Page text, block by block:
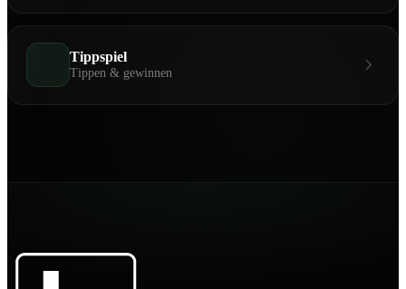
Tippspiel
Tippen & gewinnen